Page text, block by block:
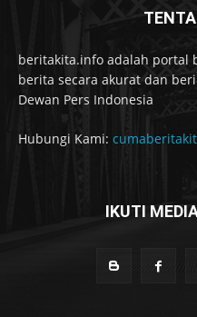
beritakita.info adalah portal
berita secara akurat dan
Dewan Pers Indonesia
Hubungi Kami:
IKUTI